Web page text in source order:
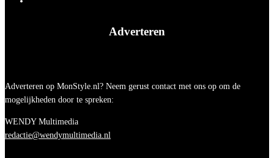
Adverteren
Adverteren op MonStyle.nl? Neem gerust contact met ons op om de
mogelijkheden door te spreken:
WENDY Multimedia
redactie@wendymultimedia.nl